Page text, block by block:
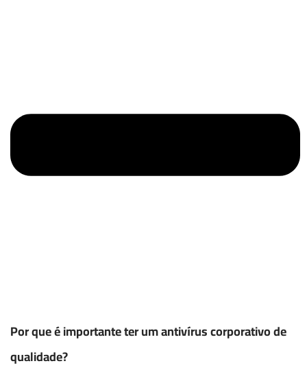
Por que é importante ter um antivírus corporativo de
qualidade?